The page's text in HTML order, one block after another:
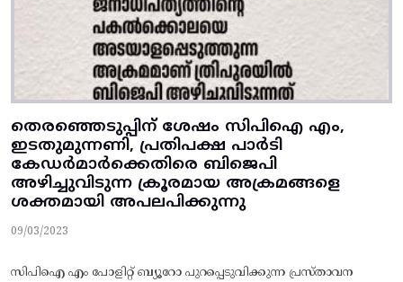
തെരഞ്ഞെടുപ്പിന് ശേഷം സിപിഐ എം,
ഇടതുമുന്നണി, പ്രതിപക്ഷ പാർടി
കേഡർമാർക്കെതിരെ ബിജെപി
അഴിച്ചുവിടുന്ന ക്രൂരമായ അക്രമങ്ങളെ
ശക്തമായി അപലപിക്കുന്നു
09/03/2023
സിപിഐ എം പോളിറ്റ് ബ്യൂറോ പുറപ്പെടുവിക്കുന്ന പ്രസ്താവന